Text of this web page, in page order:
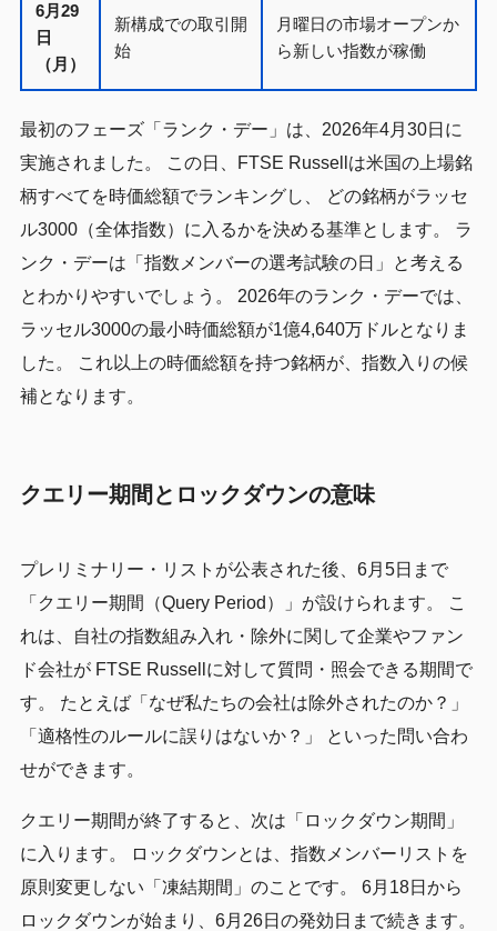
6月29
日
（月）
新構成での取引開
始
月曜日の市場オープンか
ら新しい指数が稼働
最初のフェーズ「ランク・デー」は、2026年4月30日に
実施されました。 この日、FTSE Russellは米国の上場銘
柄すべてを時価総額でランキングし、 どの銘柄がラッセ
ル3000（全体指数）に入るかを決める基準とします。 ラ
ンク・デーは「指数メンバーの選考試験の日」と考える
とわかりやすいでしょう。 2026年のランク・デーでは、
ラッセル3000の最小時価総額が1億4,640万ドルとなりま
した。 これ以上の時価総額を持つ銘柄が、指数入りの候
補となります。
クエリー期間とロックダウンの意味
プレリミナリー・リストが公表された後、6月5日まで
「クエリー期間（Query Period）」が設けられます。 こ
れは、自社の指数組み入れ・除外に関して企業やファン
ド会社が FTSE Russellに対して質問・照会できる期間で
す。 たとえば「なぜ私たちの会社は除外されたのか？」
「適格性のルールに誤りはないか？」 といった問い合わ
せができます。
クエリー期間が終了すると、次は「ロックダウン期間」
に入ります。 ロックダウンとは、指数メンバーリストを
原則変更しない「凍結期間」のことです。 6月18日から
ロックダウンが始まり、6月26日の発効日まで続きます。